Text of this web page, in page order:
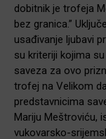
dobitnik je trofeja
bez granica.”
usađivanje ljubavi
su kriteriji kojima
saveza za ovo
trofej na Velikom
predstavnicima
Mariju Meštroviću,
vukovarsko-